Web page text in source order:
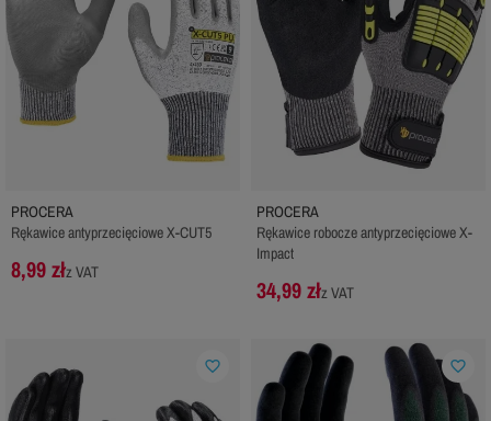
PROCERA
Rękawice antyprzecięciowe X-CUT5
8,99 złz VAT
PROCERA
Rękawice robocze antyprzecięciowe X-
Impact
34,99 złz VAT
favorite_border favorite_border